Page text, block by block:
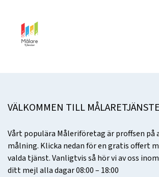
VÄLKOMMEN TILL
Vårt populära Måleriföretag är proffsen
målning. Klicka nedan för en gratis offert
valda tjänst. Vanligtvis så hör vi av oss
ditt mejl alla dagar 08:00 – 18:00